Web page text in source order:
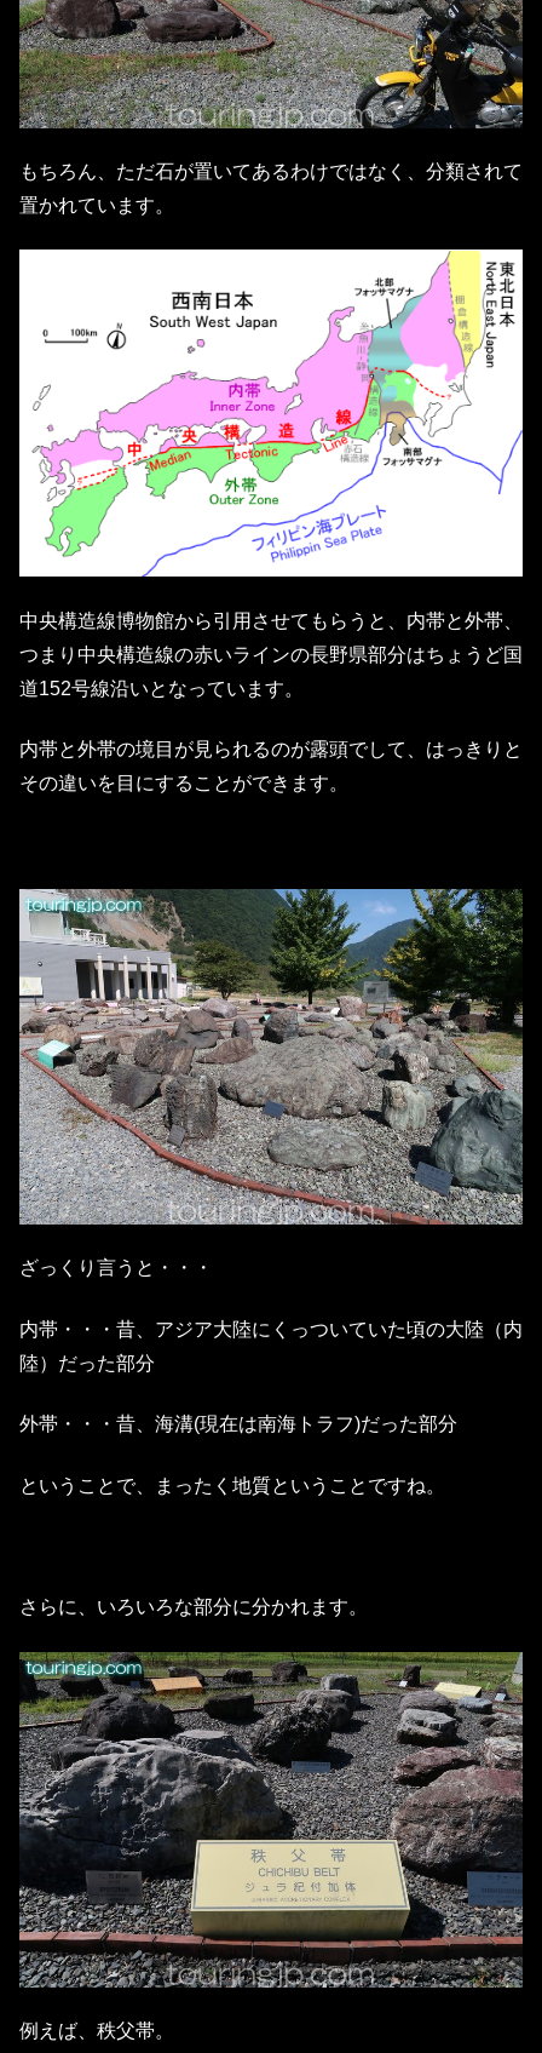
もちろん、ただ石が置いてあるわけではなく、分類されて
置かれています。
中央構造線博物館から引用させてもらうと、内帯と外帯、
つまり中央構造線の赤いラインの長野県部分はちょうど国
道152号線沿いとなっています。
内帯と外帯の境目が見られるのが露頭でして、はっきりと
その違いを目にすることができます。
ざっくり言うと・・・
内帯・・・昔、アジア大陸にくっついていた頃の大陸（内
陸）だった部分
外帯・・・昔、海溝(現在は南海トラフ)だった部分
ということで、まったく地質ということですね。
さらに、いろいろな部分に分かれます。
例えば、秩父帯。